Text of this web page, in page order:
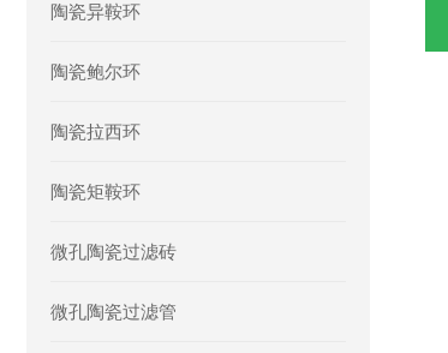
陶瓷异鞍环
陶瓷鲍尔环
陶瓷拉西环
陶瓷矩鞍环
微孔陶瓷过滤砖
微孔陶瓷过滤管